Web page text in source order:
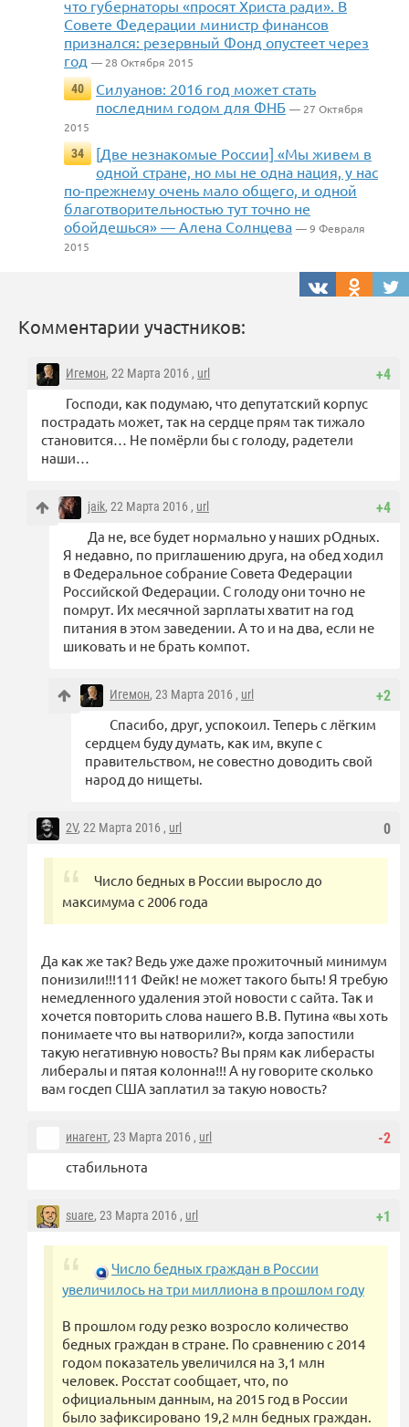
что губернаторы «просят Христа ради». В
Совете Федерации министр финансов
признался: резервный Фонд опустеет через
год — 28 Октября 2015
40
Силуанов: 2016 год может стать
последним годом для ФНБ — 27 Октября
2015
34
[Две незнакомые России] «Мы живем в
одной стране, но мы не одна нация, у нас
по-прежнему очень мало общего, и одной
благотворительностью тут точно не
обойдешься» — Алена Солнцева — 9 Февраля
2015
Комментарии участников:
+4
Игемон, 22 Марта 2016 , url
Господи, как подумаю, что депутатский корпус
пострадать может, так на сердце прям так тижало
становится… Не помёрли бы с голоду, радетели
наши…
+4
jaik, 22 Марта 2016 , url
Да не, все будет нормально у наших рОдных.
Я недавно, по приглашению друга, на обед ходил
в Федеральное собрание Совета Федерации
Российской Федерации. С голоду они точно не
помрут. Их месячной зарплаты хватит на год
питания в этом заведении. А то и на два, если не
шиковать и не брать компот.
+2
Игемон, 23 Марта 2016 , url
Спасибо, друг, успокоил. Теперь с лёгким
сердцем буду думать, как им, вкупе с
правительством, не совестно доводить свой
народ до нищеты.
0
2V, 22 Марта 2016 , url
Число бедных в России выросло до
максимума с 2006 года
Да как же так? Ведь уже даже прожиточный минимум
понизили!!!111 Фейк! не может такого быть! Я требую
немедленного удаления этой новости с сайта. Так и
хочется повторить слова нашего В.В. Путина «вы хоть
понимаете что вы натворили?», когда запостили
такую негативную новость? Вы прям как либерасты
либералы и пятая колонна!!! А ну говорите сколько
вам госдеп США заплатил за такую новость?
-2
инагент, 23 Марта 2016 , url
стабильнота
+1
suare, 23 Марта 2016 , url
Число бедных граждан в России
увеличилось на три миллиона в прошлом году
В прошлом году резко возросло количество
бедных граждан в стране. По сравнению с 2014
годом показатель увеличился на 3,1 млн
человек. Росстат сообщает, что, по
официальным данным, на 2015 год в России
было зафиксировано 19,2 млн бедных граждан.